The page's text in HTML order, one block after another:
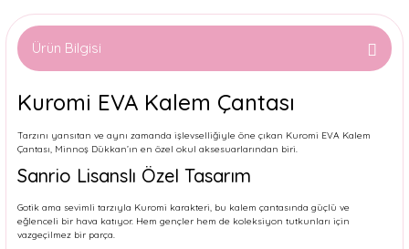
Ürün Bilgisi
Kuromi EVA Kalem Çantası
Tarzını yansıtan ve aynı zamanda işlevselliğiyle öne çıkan Kuromi EVA Kalem
Çantası, Minnoş Dükkan’ın en özel okul aksesuarlarından biri.
Sanrio Lisanslı Özel Tasarım
Gotik ama sevimli tarzıyla Kuromi karakteri, bu kalem çantasında güçlü ve
eğlenceli bir hava katıyor. Hem gençler hem de koleksiyon tutkunları için
vazgeçilmez bir parça.